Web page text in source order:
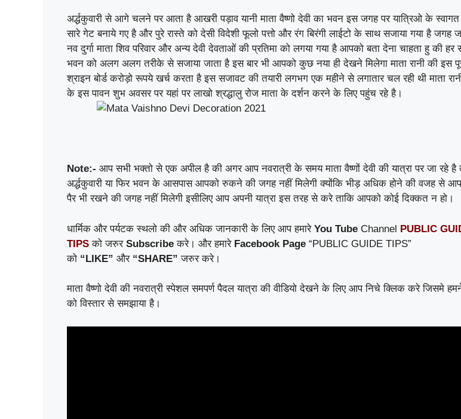
अर्द्धकुवारी से आगे चलने पर आता है आखरी पड़ाव यानी माता वैष्णो देवी का भवन इस जगह पर यात्रिओ के
सारे गेट बनाये गए है और पुरे रास्ते को देसी विदेशी फूलो पत्तो और रंग बिरंगी लाईटो के साथ सजाया गया है जगह
नव दुर्गा माता शिव परिवार और अन्य देवी देवताओं की प्रतिमा को लगया गया है आपको बता देना चाहता हु की हर
भवन को अलग अलग तरीके से सजाया जाता है इस बार भी आपको कुछ नया ही देखने मिलेगा माता रानी की इस
श्राइन बोर्ड करोड़ो रूपये खर्च करता है इस सजावट की तयारी लगभग एक महीने से लगातार चल रही थी माता
के इस पावन शुभ अवसर पर यहां पर लाखो श्रद्धालु रोज माता के दर्शन करने के लिए पहुंच रहे है।
Note:- आप सभी भक्तो से एक अपील है की अगर आप नवरात्री के समय माता वैष्णों देवी की यात्रा पर जा रहे है
अर्द्धकुवारी या फिर भवन के आसपास आपको रुकने की जगह नहीं मिलेगी क्योंकि भीड़ अधिक होने की वजह से
पैर भी रखने की जगह नहीं मिलेगी इसीलिए आप अपनी यात्रा इस तरह से करे ताकि आपको कोई दिक्कत न हो।
धार्मिक और पर्यटक स्थलो की और अधिक जानकारी के लिए आप हमारे You Tube Channel PUBLIC
TIPS को जरुर Subscribeकरे। और हमारे Facebook Page “PUBLIC GUIDE TIPS”
को “LIKE” और “SHARE”जरुर करे।
माता वैष्णो देवी की नवरात्री स्पेशल समपर्ण पैदल यात्रा की वीडियो देखने के लिए आप निचे क्लिक करे जिसमे हमने
को विस्तार से समझाया है।